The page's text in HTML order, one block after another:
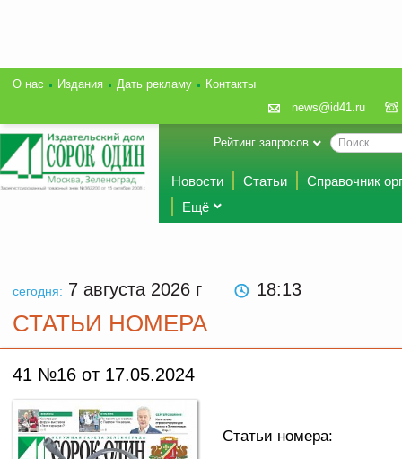
О нас Издания Дать рекламу
Контакты
news@id41.ru
Рейтинг запросов
Новости Статьи
Справочник
Ещё
сегодня: 7 августа 2026 г 18 13
СТАТЬИ НОМЕРА
41 №16 от 17.05.2024
Статьи номера: